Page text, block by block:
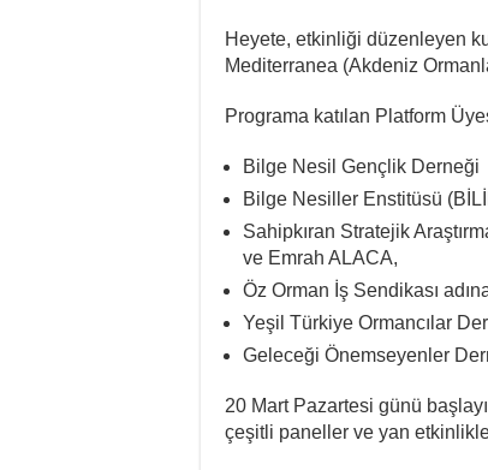
Heyete, etkinliği düzenleyen
Mediterranea (Akdeniz
Programa katılan Platform
Bilge Nesil Gençlik Derneği
Bilge Nesiller Enstitüsü
Sahipkıran Stratejik
ve Emrah ALACA,
Öz Orman İş Sendikası
Yeşil Türkiye Ormancılar
Geleceği Önemseyenler
20 Mart Pazartesi günü
çeşitli paneller ve yan